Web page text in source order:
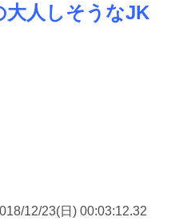
大人しそうなJK
12/23(日) 00:03:12.32